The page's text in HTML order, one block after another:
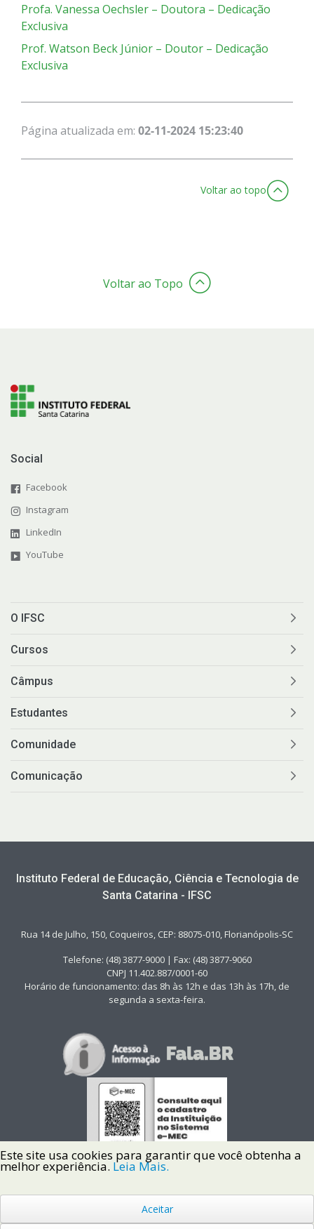
Profa. Vanessa Oechsler – Doutora – Dedicação
Exclusiva
Prof. Watson Beck Júnior – Doutor – Dedicação
Exclusiva
Página atualizada em: 02-11-2024 15:23:40
Voltar ao topo
Voltar ao Topo
Social
Facebook
Instagram
LinkedIn
YouTube
O IFSC
Cursos
Câmpus
Estudantes
Comunidade
Comunicação
Instituto Federal de Educação, Ciência e Tecnologia de
Santa Catarina - IFSC
Rua 14 de Julho, 150, Coqueiros, CEP: 88075-010, Florianópolis-SC
Telefone: (48) 3877-9000 | Fax: (48) 3877-9060
CNPJ 11.402.887/0001-60
Horário de funcionamento: das 8h às 12h e das 13h às 17h, de
segunda a sexta-feira.
Copyright © 2022 Instituto Federal de Santa Catarina IFSC
Todos os Direitos Reservados.
Este site usa cookies para garantir que você obtenha a
melhor experiência. Leia Mais.
Aceitar